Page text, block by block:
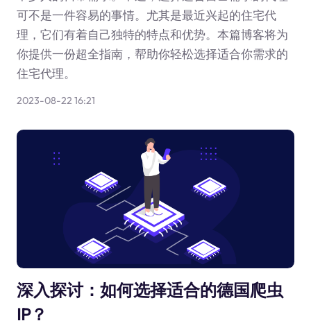
可不是一件容易的事情。尤其是最近兴起的住宅代
理，它们有着自己独特的特点和优势。本篇博客将为
你提供一份超全指南，帮助你轻松选择适合你需求的
住宅代理。
2023-08-22 16:21
深入探讨：如何选择适合的德国爬虫
IP？